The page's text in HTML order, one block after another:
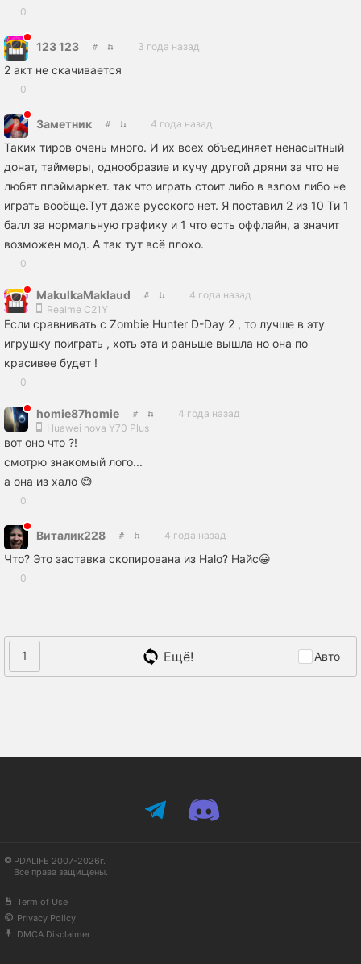
0
123 123 3 года назад
2 акт не скачивается
0
Заметник 4 года назад
Таких тиров очень много. И их всех объединяет ненасытный
донат, таймеры, однообразие и кучу другой дряни за что не
любят плэймаркет. так что играть стоит либо в взлом либо не
играть вообще.Тут даже русского нет. Я поставил 2 из 10 Ти 1
балл за нормальную графику и 1 что есть оффлайн, а значит
возможен мод. А так тут всё плохо.
0
MakulkaMaklaud
4 года назад
Realme C21Y
Если сравнивать с Zombie Hunter D-Day 2 , то лучше в эту
игрушку поиграть , хоть эта и раньше вышла но она по
красивее будет !
0
homie87homie
4 года назад
Huawei nova Y70 Plus
вот оно что ?!
смотрю знакомый лого...
а она из хало 😅
0
Виталик228 4 года назад
Что? Это заставка скопирована из Halo? Найс😀
0
1 Ещё! Авто
PDALIFE 2007-2026г.
Все права защищены.
Term of Use
Privacy Policy
DMCA Disclaimer